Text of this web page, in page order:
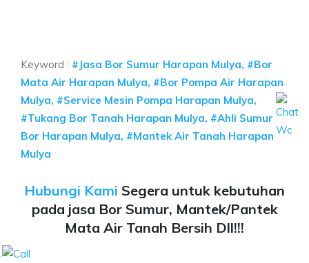
Keyword : #Jasa Bor Sumur Harapan Mulya, #Bor
Mata Air Harapan Mulya, #Bor Pompa Air Harapan
Mulya, #Service Mesin Pompa Harapan Mulya,
#Tukang Bor Tanah Harapan Mulya, #Ahli Sumur
Bor Harapan Mulya, #Mantek Air Tanah Harapan
Mulya
Hubungi Kami Segera untuk kebutuhan
pada jasa Bor Sumur, Mantek/Pantek
Mata Air Tanah Bersih Dll!!!